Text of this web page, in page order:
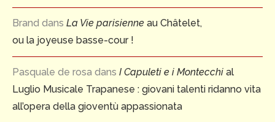
Brand dans La Vie parisienne au Châtelet,
ou la joyeuse basse-cour !
Pasquale de rosa dans I Capuleti e i Montecchi al
Luglio Musicale Trapanese : giovani talenti ridanno vita
all’opera della gioventù appassionata